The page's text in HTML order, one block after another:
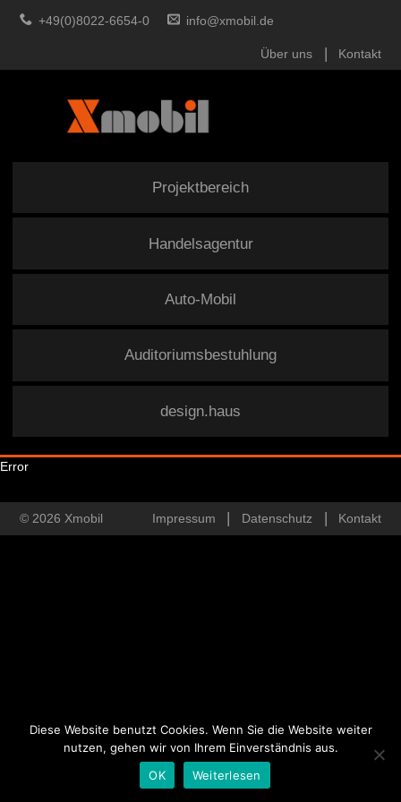
+49(0)8022-6654-0 info@xmobil.de
Über uns Kontakt
Projektbereich
Handelsagentur
Auto-Mobil
Auditoriumsbestuhlung
design.haus
Error
© 2026 Xmobil Impressum Datenschutz Kontakt
Diese Website benutzt Cookies. Wenn Sie die Website weiter
nutzen, gehen wir von Ihrem Einverständnis aus.
OK
Weiterlesen